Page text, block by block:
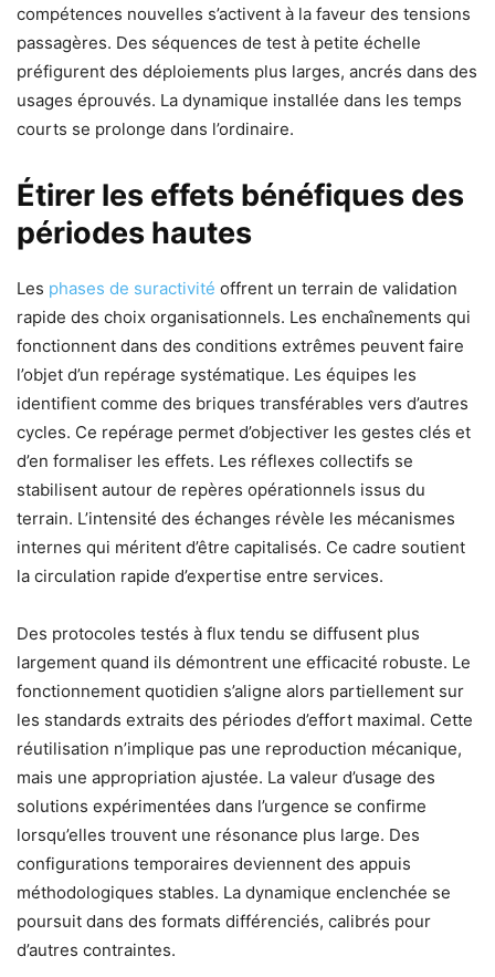
compétences nouvelles s’activent à la faveur des tensions
passagères. Des séquences de test à petite échelle
préfigurent des déploiements plus larges, ancrés dans des
usages éprouvés. La dynamique installée dans les temps
courts se prolonge dans l’ordinaire.
Étirer les effets bénéfiques des
périodes hautes
Les phases de suractivité offrent un terrain de validation
rapide des choix organisationnels. Les enchaînements qui
fonctionnent dans des conditions extrêmes peuvent faire
l’objet d’un repérage systématique. Les équipes les
identifient comme des briques transférables vers d’autres
cycles. Ce repérage permet d’objectiver les gestes clés et
d’en formaliser les effets. Les réflexes collectifs se
stabilisent autour de repères opérationnels issus du
terrain. L’intensité des échanges révèle les mécanismes
internes qui méritent d’être capitalisés. Ce cadre soutient
la circulation rapide d’expertise entre services.
Des protocoles testés à flux tendu se diffusent plus
largement quand ils démontrent une efficacité robuste. Le
fonctionnement quotidien s’aligne alors partiellement sur
les standards extraits des périodes d’effort maximal. Cette
réutilisation n’implique pas une reproduction mécanique,
mais une appropriation ajustée. La valeur d’usage des
solutions expérimentées dans l’urgence se confirme
lorsqu’elles trouvent une résonance plus large. Des
configurations temporaires deviennent des appuis
méthodologiques stables. La dynamique enclenchée se
poursuit dans des formats différenciés, calibrés pour
d’autres contraintes.